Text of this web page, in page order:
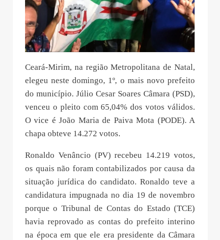
Ceará-Mirim, na região Metropolitana de Natal,
elegeu neste domingo, 1º, o mais novo prefeito
do município. Júlio Cesar Soares Câmara (PSD),
venceu o pleito com 65,04% dos votos válidos.
O vice é João Maria de Paiva Mota (PODE). A
chapa obteve 14.272 votos.
Ronaldo Venâncio (PV) recebeu 14.219 votos,
os quais não foram contabilizados por causa da
situação jurídica do candidato. Ronaldo teve a
candidatura impugnada no dia 19 de novembro
porque o Tribunal de Contas do Estado (TCE)
havia reprovado as contas do prefeito interino
na época em que ele era presidente da Câmara